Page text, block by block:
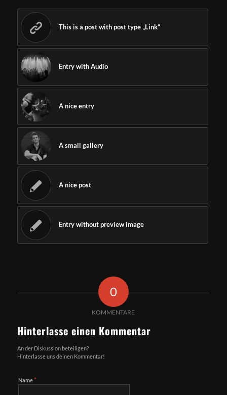
This is a post with post type „Link“
Entry with Audio
A nice entry
A small gallery
A nice post
Entry without preview image
0
KOMMENTARE
Hinterlasse einen Kommentar
An der Diskussion beteiligen?
Hinterlasse uns deinen Kommentar!
Name *